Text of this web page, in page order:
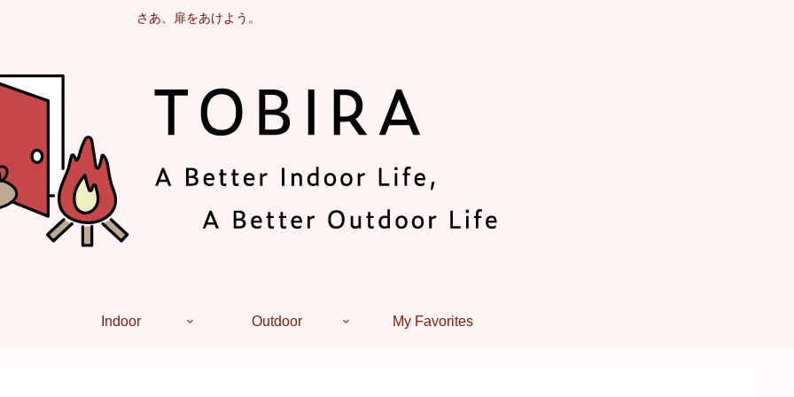
さあ、扉をあけよう。
Indoor Outdoor My Favorites